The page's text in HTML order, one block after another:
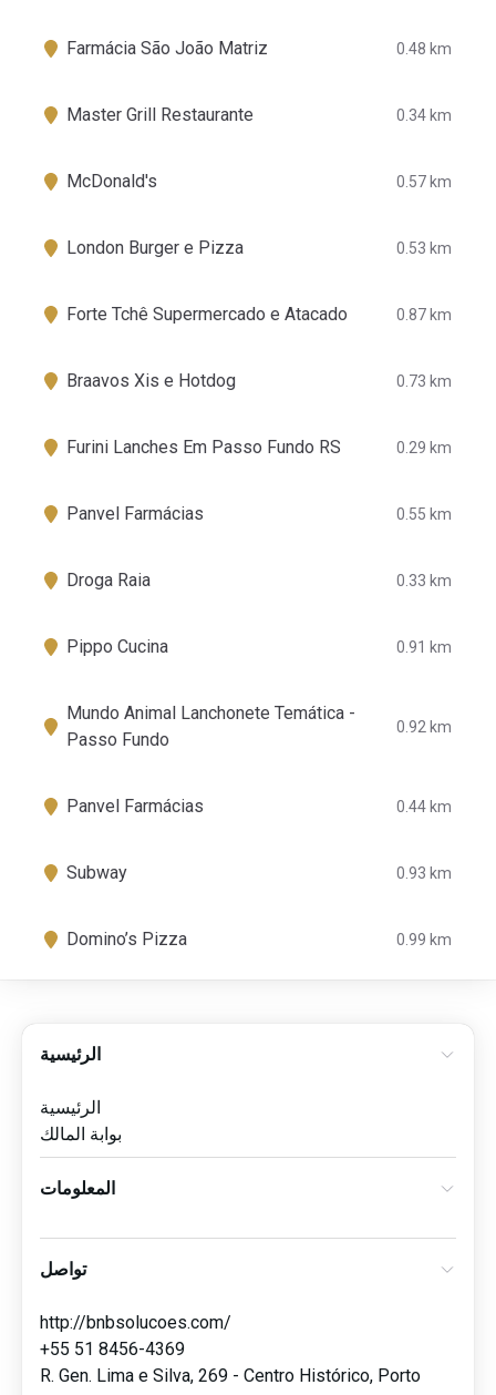
Farmácia São João Matriz 0.48 km
Master Grill Restaurante 0.34 km
McDonald's 0.57 km
London Burger e Pizza 0.53 km
Forte Tchê Supermercado e Atacado 0.87 km
Braavos Xis e Hotdog 0.73 km
Furini Lanches Em Passo Fundo RS 0.29 km
Panvel Farmácias 0.55 km
Droga Raia 0.33 km
Pippo Cucina 0.91 km
Mundo Animal Lanchonete Temática -
Passo Fundo
0.92 km
Panvel Farmácias 0.44 km
Subway 0.93 km
Domino’s Pizza 0.99 km
الرئيسية
الرئيسية
بوابة المالك
المعلومات
تواصل
http://bnbsolucoes.com/
+55 51 8456-4369
R. Gen. Lima e Silva, 269 - Centro Histórico, Porto